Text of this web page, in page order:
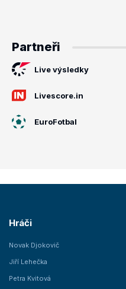
Partneři
Live výsledky
Livescore.in
EuroFotbal
Hráči
Novak Djokovič
Jiří Lehečka
Petra Kvitová